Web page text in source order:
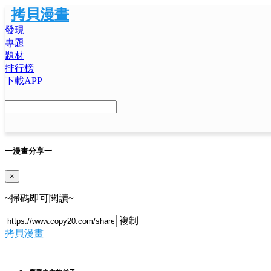
拷貝漫畫
發現
專題
題材
排行榜
下載APP
一漫畫分享一
×
~掃碼即可閱讀~
複制
拷貝漫畫